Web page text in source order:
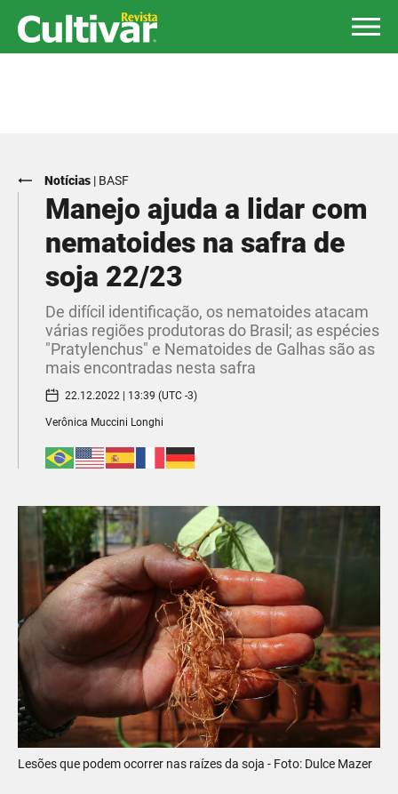
Notícias | BASF
Manejo ajuda a lidar com
nematoides na safra de
soja 22/23
De difícil identificação, os nematoides atacam
várias regiões produtoras do Brasil; as espécies
"Pratylenchus" e Nematoides de Galhas são as
mais encontradas nesta safra
22.12.2022 | 13:39 (UTC -3)
Verônica Muccini Longhi
Lesões que podem ocorrer nas raízes da soja - Foto: Dulce Mazer